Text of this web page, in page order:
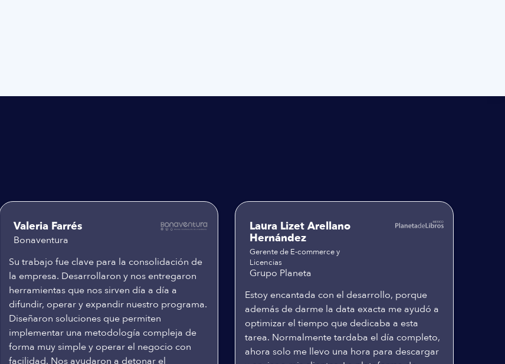
Valeria Farrés
Bonaventura
Su trabajo fue clave para la consolidación de
la empresa. Desarrollaron y nos entregaron
herramientas que nos sirven día a día a
difundir, operar y expandir nuestro programa.
Diseñaron soluciones que permiten
implementar una metodología compleja de
forma muy simple y operar el negocio con
facilidad. Nos ayudaron a detonar el
Laura Lizet Arellano
Hernández
Gerente de E-commerce y
Licencias
Grupo Planeta
Estoy encantada con el desarrollo, porque
además de darme la data exacta me ayudó a
optimizar el tiempo que dedicaba a esta
tarea. Normalmente tardaba el día completo,
ahora solo me llevo una hora para descargar